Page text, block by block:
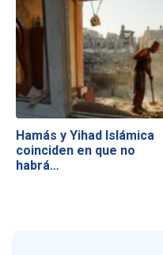
Hamás y Yihad Islámica
coinciden en que no
habrá…